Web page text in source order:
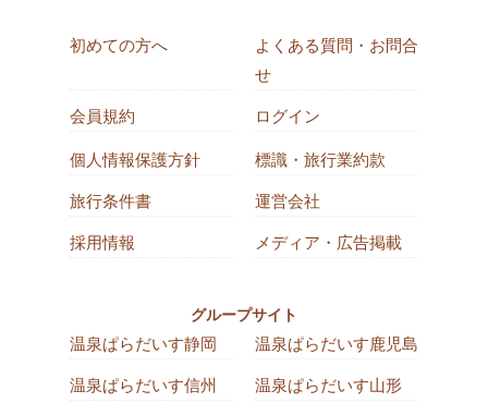
初めての方へ
よくある質問・お問合
せ
会員規約 ログイン
個人情報保護方針 標識・旅行業約款
旅行条件書 運営会社
採用情報 メディア・広告掲載
グループサイト
温泉ぱらだいす静岡 温泉ぱらだいす鹿児島
温泉ぱらだいす信州 温泉ぱらだいす山形